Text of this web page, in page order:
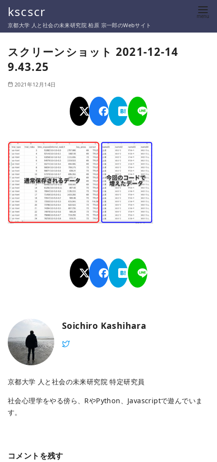
テ
kscscr
京都大学 人と社会の未来研究院 柏原 宗一郎のWebサイト
スクリーンショット 2021-12-14
9.43.25
2021年12月14日
Soichiro Kashihara
京都大学 人と社会の未来研究院 特定研究員
社会心理学をやる傍ら、RやPython、Javascriptで遊んでいま
す。
コメントを残す